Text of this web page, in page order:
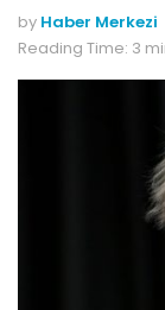
by Haber Merkezi
Reading Time: 3